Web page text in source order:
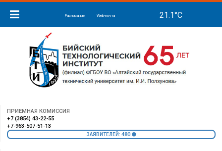
Расписание Web-почта
ПРИЕМНАЯ КОМИССИЯ
+7 (3854) 43-22-55
+7-963-507-51-13
ЗАЯВИТЕЛЕЙ: 480